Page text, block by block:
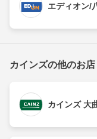
エディオン/
カインズの他のお店
カインズ 大